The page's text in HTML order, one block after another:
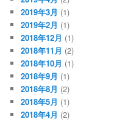
2019年3月 (1)
2019年2月 (1)
2018年12月 (1)
2018年11月 (2)
2018年10月 (1)
2018年9月 (1)
2018年8月 (2)
2018年5月 (1)
2018年4月 (2)